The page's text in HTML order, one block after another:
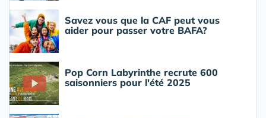
Savez vous que la CAF peut vous
aider pour passer votre BAFA?
Pop Corn Labyrinthe recrute 600
saisonniers pour l'été 2025